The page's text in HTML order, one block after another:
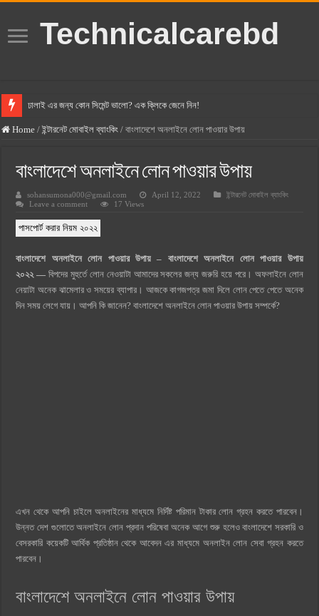
Technicalcarebd
ঢালাই এর জন্য কোন সিমেন্ট ভালো? এক ক্লিকে জেনে নিন!
বসুন্ধরা সিমেন্ট এর দাম ২০২৫
হোলসিম সিমেন্ট দাম ২০২৫
সুপারক্রিট সিমেন্ট দাম ২০২৫
জুডিশিয়াল ম্যাজিস্ট্রেট কি? জুডিশিয়াল ম্যাজিস্ট্রেট এর সুযোগ সুবিধা
ওয়ালটন টিভি কিস্তিতে কেনার নিয়ম ২০২৫
গ্রামে লাভজনক ব্যবসা ২০২৫ ও গ্রামের বাজারে ব্যবসার আইডিয়া
জেনে নিন, বর্তমানে মোবাইল ঘড়ি দাম কত ২০২৫
Home / ইন্টারনেট মোবাইল ব্যাংকিং / বাংলাদেশে অনলাইনে লোন পাওয়ার উপায়
বাংলাদেশে অনলাইনে লোন পাওয়ার উপায়
sohansumona000@gmail.com April 12, 2022
ইন্টারনেট মোবাইল ব্যাংকিং
Leave a comment
17 Views
পাসপোর্ট করার নিয়ম ২০২২
বাংলাদেশে অনলাইনে লোন পাওয়ার উপায় – বাংলাদেশে অনলাইনে লোন পাওয়ার উপায়
২০২২ —বিপদের মুহুর্তে লোন নেওয়াটা আমাদের সকলের জন্য জরুরি হয়ে পরে। অফলাইনে লোন
নেয়াটা অনেক ঝামেলার ও সময়ের ব্যাপার। আজকে কাগজপত্র জমা দিলে লোন পেতে পেতে অনেক
দিন সময় লেগে যায়। আপনি কি জানেন? বাংলাদেশে অনলাইনে লোন পাওয়ার উপায় সম্পর্কে?
এখন থেকে আপনি চাইলে অনলাইনের মাধ্যমে নির্দিষ্ট পরিমান টাকার লোন গ্রহন করতে পারবেন।
উন্নত দেশ গুলোতে অনলাইনে লোন প্রদান পরিষেবা অনেক আগে শুরু হলেও বাংলাদেশে সরকারি ও
বেসরকারি কয়েকটি আর্থিক প্রতিষ্ঠান থেকে আবেদন এর মাধ্যমে অনলাইন লোন সেবা গ্রহন করতে
পারবেন।
বাংলাদেশে অনলাইনে লোন পাওয়ার উপায়